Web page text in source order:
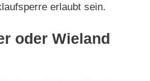
erlaubt sein.
oder Wieland